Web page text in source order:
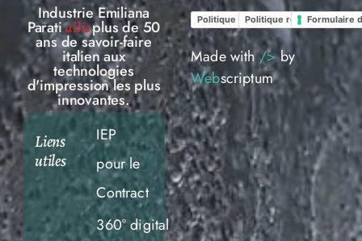
Industrie Emiliana
Paratiallieplus de 50
ans de savoir-faire
italien aux
technologies
d'impression les plus
innovantes.
Liens
utiles
IEP
pour le
Contract
360° digital
Politique de confidentialité
Politique relative aux
Formulaire
Made with/>by
Webscriptum